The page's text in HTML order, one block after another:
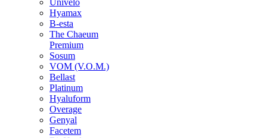
Univelo
Hyamax
B-esta
The Chaeum
Premium
Sosum
VOM (V.O.M.)
Bellast
Platinum
Hyaluform
Overage
Genyal
Facetem